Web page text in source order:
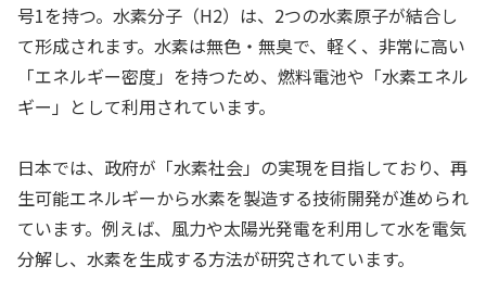
号1を持つ。水素分子（H2）は、2つの水素原子が結合し
て形成されます。水素は無色・無臭で、軽く、非常に高い
「エネルギー密度」を持つため、燃料電池や「水素エネル
ギー」として利用されています。
日本では、政府が「水素社会」の実現を目指しており、再
生可能エネルギーから水素を製造する技術開発が進められ
ています。例えば、風力や太陽光発電を利用して水を電気
分解し、水素を生成する方法が研究されています。